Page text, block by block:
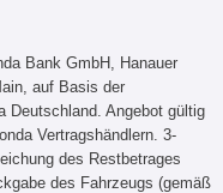
Bank GmbH, Hanauer
auf Basis der
Deutschland. Angebot gültig
Vertragshändlern. 3-
des Restbetrages
des Fahrzeugs (gemäß